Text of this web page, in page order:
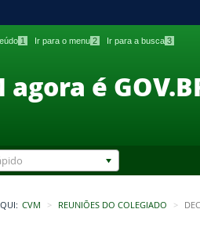
1 Ir para o menu 2 Ir para a busca 3
agora é
CVM REUNIÕES DO COLEGIADO